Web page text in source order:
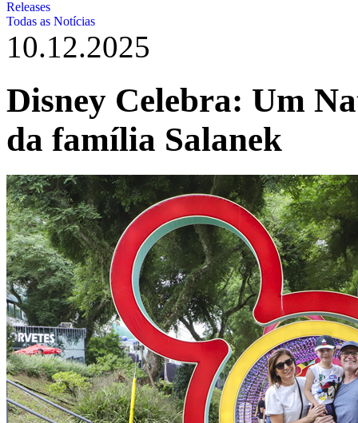
Releases
Todas as Notícias
10.12.2025
Disney Celebra: Um
da família Salanek